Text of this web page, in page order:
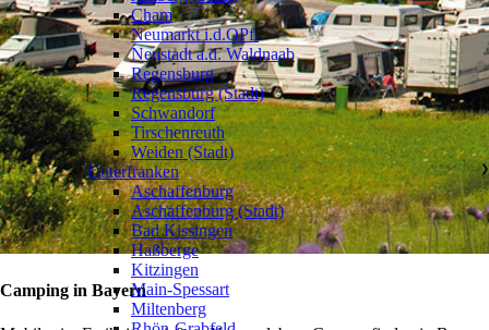
Camping in Bayern
Cham
Neumarkt i.d.OPf.
Neustadt a.d. Waldnaab
Regensburg
Regensburg (Stadt)
Schwandorf
Tirschenreuth
Weiden (Stadt)
Unterfranken
❯
Aschaffenburg
Aschaffenburg (Stadt)
Bad Kissingen
Haßberge
Kitzingen
Main-Spessart
Miltenberg